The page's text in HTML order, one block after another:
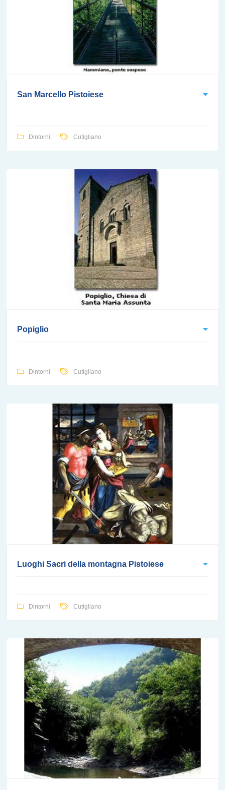
San Marcello Pistoiese
Dintorni Cutigliano
Popiglio
Dintorni Cutigliano
Luoghi Sacri della montagna Pistoiese
Dintorni Cutigliano